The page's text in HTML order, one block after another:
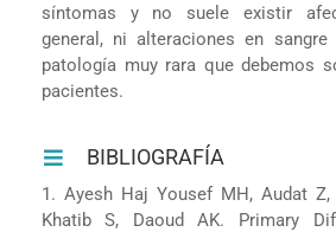
síntomas y no suele existir
general, ni alteraciones en
patología muy rara que debemos
pacientes.
BIBLIOGRAFÍA
1. Ayesh Haj Yousef MH, Audat
Khatib S, Daoud AK. Primary